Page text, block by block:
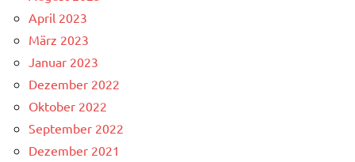
April 2023
März 2023
Januar 2023
Dezember 2022
Oktober 2022
September 2022
Dezember 2021